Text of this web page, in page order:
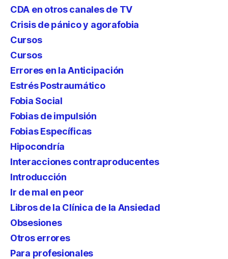
CDA en otros canales de TV
Crisis de pánico y agorafobia
Cursos
Cursos
Errores en la Anticipación
Estrés Postraumático
Fobia Social
Fobias de impulsión
Fobias Específicas
Hipocondría
Interacciones contraproducentes
Introducción
Ir de mal en peor
Libros de la Clínica de la Ansiedad
Obsesiones
Otros errores
Para profesionales